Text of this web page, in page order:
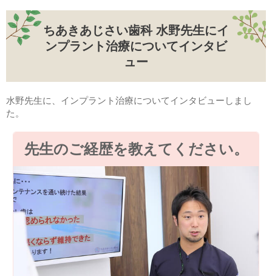
ちあきあじさい歯科 水野先生にイ
ンプラント治療についてインタビ
ュー
水野先生に、インプラント治療についてインタビューしまし
た。
先生のご経歴を教えてください。